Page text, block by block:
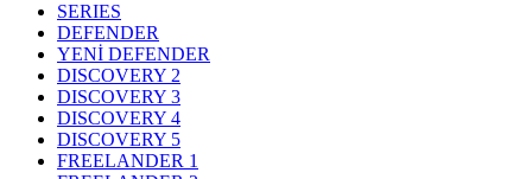
SERIES
DEFENDER
YENİ DEFENDER
DISCOVERY 2
DISCOVERY 3
DISCOVERY 4
DISCOVERY 5
FREELANDER 1